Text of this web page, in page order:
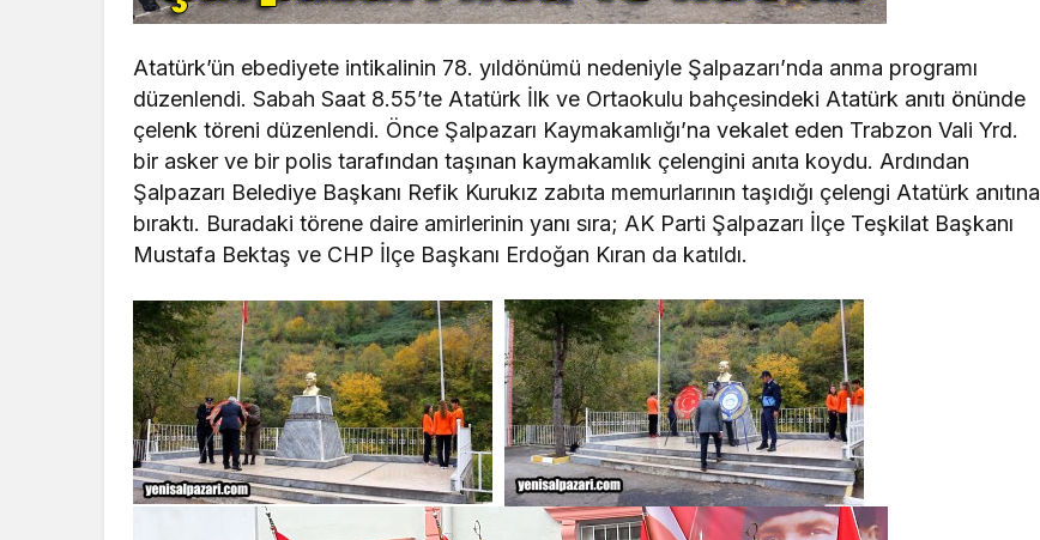
Atatürk’ün ebediyete intikalinin 78. yıldönümü nedeniyle Şalpazarı’nda anma programı
düzenlendi. Sabah Saat 8.55’te Atatürk İlk ve Ortaokulu bahçesindeki Atatürk anıtı önünde
çelenk töreni düzenlendi. Önce Şalpazarı Kaymakamlığı’na vekalet eden Trabzon Vali Yrd.
bir asker ve bir polis tarafından taşınan kaymakamlık çelengini anıta koydu. Ardından
Şalpazarı Belediye Başkanı Refik Kurukız zabıta memurlarının taşıdığı çelengi Atatürk anıtına
bıraktı. Buradaki törene daire amirlerinin yanı sıra; AK Parti Şalpazarı İlçe Teşkilat Başkanı
Mustafa Bektaş ve CHP İlçe Başkanı Erdoğan Kıran da katıldı.